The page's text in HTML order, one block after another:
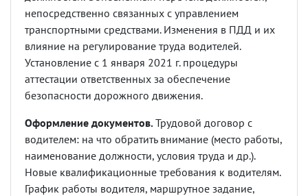
непосредственно связанных с управлением
транспортными средствами. Изменения в ПДД и их
влияние на регулирование труда водителей.
Установление с 1 января 2021 г. процедуры
аттестации ответственных за обеспечение
безопасности дорожного движения.
Оформление документов.Трудовой договор с
водителем: на что обратить внимание (место работы,
наименование должности, условия труда и др.).
Новые квалификационные требования к водителям.
График работы водителя, маршрутное задание,